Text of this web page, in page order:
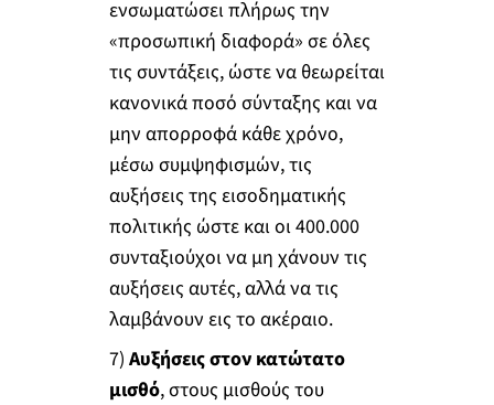
ενσωματώσει πλήρως την
«προσωπική διαφορά» σε όλες
τις συντάξεις, ώστε να θεωρείται
κανονικά ποσό σύνταξης και να
μην απορροφά κάθε χρόνο,
μέσω συμψηφισμών, τις
αυξήσεις της εισοδηματικής
πολιτικής ώστε και οι 400.000
συνταξιούχοι να μη χάνουν τις
αυξήσεις αυτές, αλλά να τις
λαμβάνουν εις το ακέραιο.
7) Αυξήσεις στον κατώτατο
μισθό, στους μισθούς του